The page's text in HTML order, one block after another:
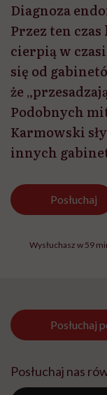
Diagnoza
Przez ten
cierpią w
się od
że
Podobnych
Karmowski
innych
Posłuchaj
Wysłuchasz w 59
Posłuchaj
Posłuchaj nas